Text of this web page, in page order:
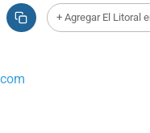
+ Agregar El Litoral